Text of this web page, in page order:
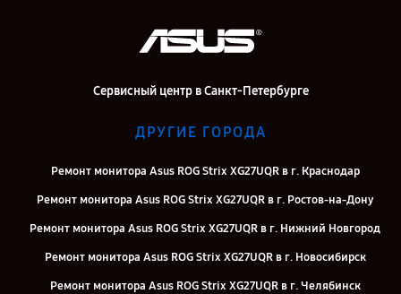
Сервисный центр в Санкт-Петербурге
ДРУГИЕ ГОРОДА
Ремонт монитора Asus ROG Strix XG27UQR в г. Краснодар
Ремонт монитора Asus ROG Strix XG27UQR в г. Ростов-на-Дону
Ремонт монитора Asus ROG Strix XG27UQR в г. Нижний Новгород
Ремонт монитора Asus ROG Strix XG27UQR в г. Новосибирск
Ремонт монитора Asus ROG Strix XG27UQR в г. Челябинск